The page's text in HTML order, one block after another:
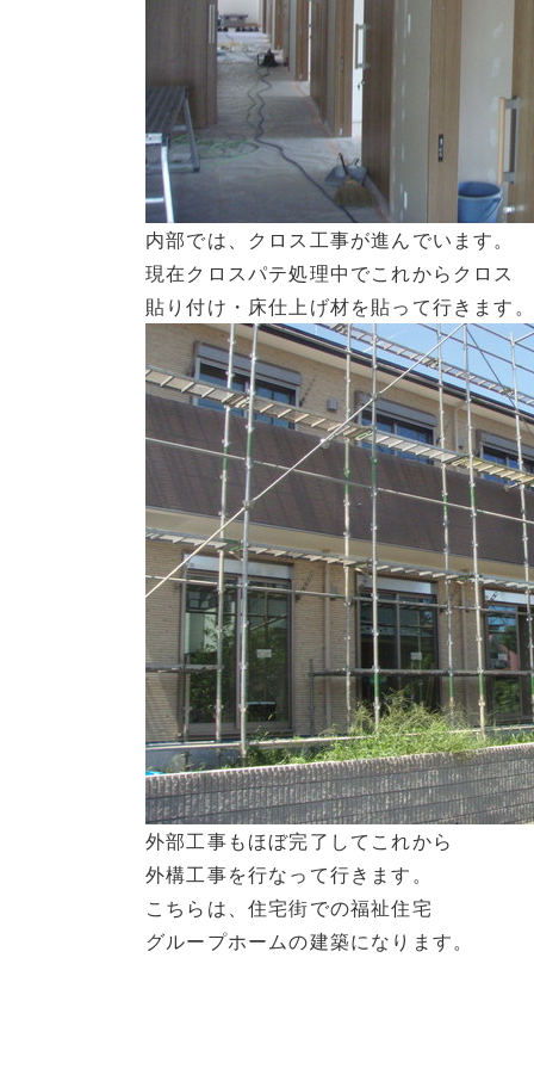
内部では、クロス工事が進んでいます。
現在クロスパテ処理中でこれからクロス
貼り付け・床仕上げ材を貼って行きます。
外部工事もほぼ完了してこれから
外構工事を行なって行きます。
こちらは、住宅街での福祉住宅
グループホームの建築になります。